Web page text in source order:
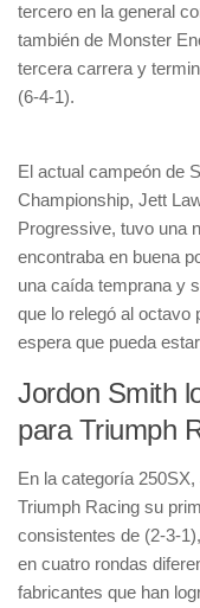
tercero en la general
también de Monster
tercera carrera y
(6-4-1).
El actual campeón de
Championship, Jett
Progressive, tuvo una
encontraba en buena
una caída temprana y
que lo relegó al octavo
espera que pueda
Jordon Smith
para Triumph
En la categoría
Triumph Racing su
consistentes de (2-3-
en cuatro rondas
fabricantes que han